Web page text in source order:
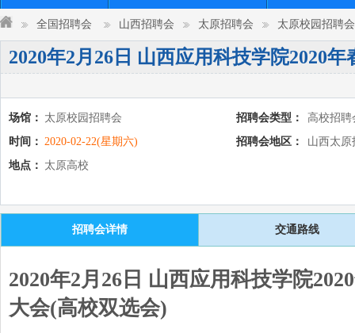
全国招聘会 山西招聘会 太原招聘会 太原校园招聘会
2020年2月26日 山西应用科技学院2020
场馆： 太原校园招聘会 招聘会类型：
高校招聘
时间： 2020-02-22(星期六) 招聘会地区：
山西太原
地点： 太原高校
招聘会详情 交通路线
2020年2月26日 山西应用科技学院
大会(高校双选会)